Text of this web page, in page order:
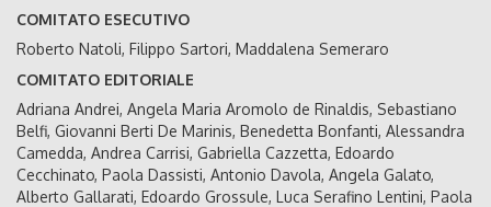
COMITATO ESECUTIVO
Roberto Natoli, Filippo Sartori, Maddalena Semeraro
COMITATO EDITORIALE
Adriana Andrei, Angela Maria Aromolo de Rinaldis, Sebastiano
Belfi, Giovanni Berti De Marinis, Benedetta Bonfanti, Alessandra
Camedda, Andrea Carrisi, Gabriella Cazzetta, Edoardo
Cecchinato, Paola Dassisti, Antonio Davola, Angela Galato,
Alberto Gallarati, Edoardo Grossule, Luca Serafino Lentini, Paola